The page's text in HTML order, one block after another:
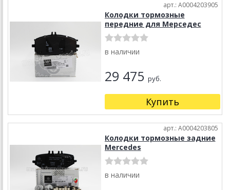
арт.: A0004203905
Колодки тормозные
передние для Мерседес
в наличии
29 475 руб.
Купить
арт.: A0004203805
Колодки тормозные задние
Mercedes
в наличии